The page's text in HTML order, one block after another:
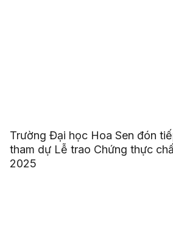
Trường Đại học Hoa Sen đón
tham dự Lễ trao Chứng thực
2025